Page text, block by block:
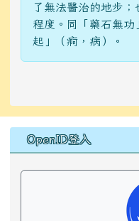
了無法醫治的地步
程度。同「藥石無功
起」（痾，病）。
右邊區域內容
OpenID登入